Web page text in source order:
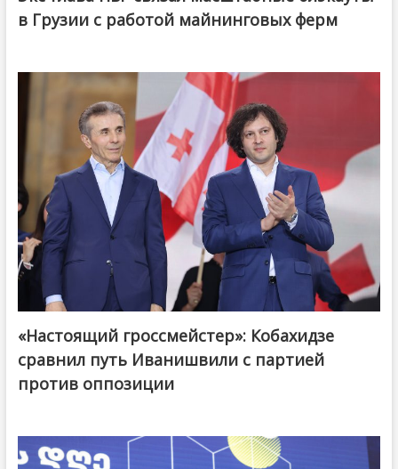
в Грузии с работой майнинговых ферм
@ქართული ოცნება / Georgian Dream
«Настоящий гроссмейстер»: Кобахидзе
сравнил путь Иванишвили с партией
против оппозиции